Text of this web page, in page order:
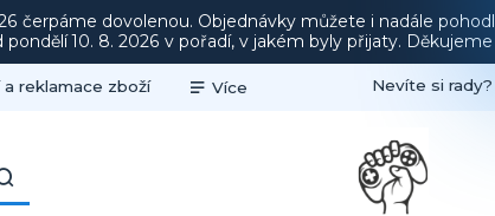
čerpáme dovolenou. Objednávky můžete i nadále
10. 8. 2026 v pořadí, v jakém byly přijaty.
a reklamace zboží Více Nevíte si